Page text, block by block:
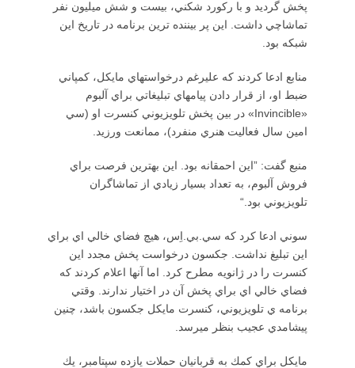
پخش گرديد و با ركورد شكني، بيست و شش ميليون نفر
تماشاچي داشت. اين پر بيننده ترين برنامه در تاريخ اين
شبكه بود.
منابع ادعا كردند كه عليرغم درخواستهاي مايكل، كمپاني
ضبط او، از قرار دادن پيامهاي تبليغاتي براي آلبوم
«Invincible» در بين پخش تلويزيوني كنسرت او (سي
امين سال فعاليت هنري منفرد)، ممانعت ورزيد.
منبع گفت: ”اين احمقانه بود. اين بهترين فرصت براي
فروش آلبوم، به تعداد بسيار زيادي از تماشاگران
تلويزيوني بود.“
سوني ادعا كرد كه سي.بي.اِس، هيچ فضاي خالي اي براي
اين تبليغ نداشت. جكسون درخواست پخش مجدد اين
كنسرت را در ژانويه مطرح كرد. اما آنها اعلام كردند كه
فضاي خالي اي براي پخش آن در اختيار ندارند. وقتي
برنامه ي تلويزيوني، كنسرت مايكل جكسون باشد، چنين
پيشامدي عجيب بنظر ميرسد.
مايكل براي كمك به قربانيان حملات يازده سپتامبر، يك